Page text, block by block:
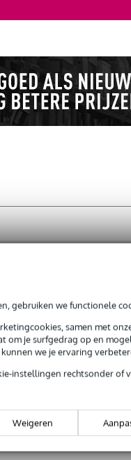
gebruiken we functionele
samen met
om je surfgedrag op en
we je ervaring
instellingen rechtsonder of
Weigeren
gemaakt van duurzaam
regen worden
optimale registratie.